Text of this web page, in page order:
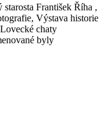
František Říha ,
Výstava historie
chaty
byly